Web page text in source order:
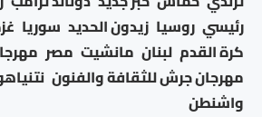
رئيسي روسيا زيدون الحديد سوريا
كرة القدم لبنان مانشيت مصر
مهرجان جرش للثقافة والفنون
واشنطن